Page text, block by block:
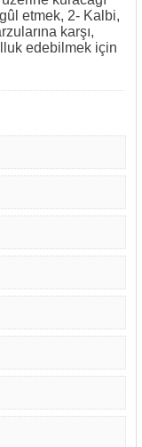
etmek, 2- Kalbi,
karşı,
edebilmek için